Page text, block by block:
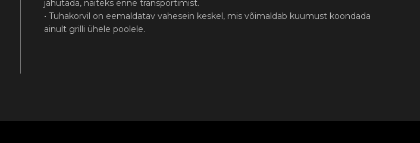
jahutada, näiteks enne transportimist.
• Tuhakorvil on eemaldatav vahesein keskel, mis võimaldab kuumust koondada
ainult grilli ühele poolele.